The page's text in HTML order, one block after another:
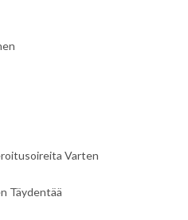
Varten
Täydentää